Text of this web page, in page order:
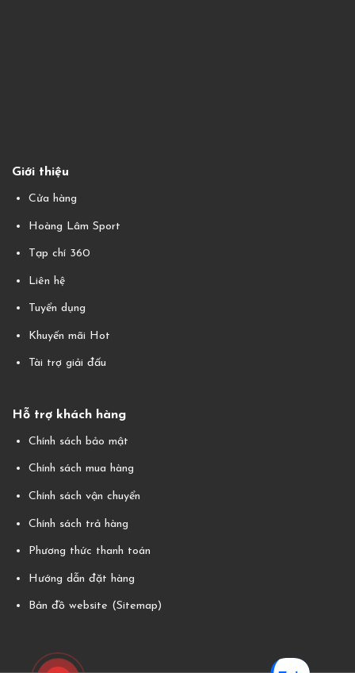
Giới thiệu
Cửa hàng
Hoàng Lâm Sport
Tạp chí 360
Liên hệ
Tuyển dụng
Khuyến mãi Hot
Tài trợ giải đấu
Hỗ trợ khách hàng
Chính sách bảo mật
Chính sách mua hàng
Chính sách vận chuyển
Chính sách trả hàng
Phương thức thanh toán
Hướng dẫn đặt hàng
Bản đồ website (Sitemap)